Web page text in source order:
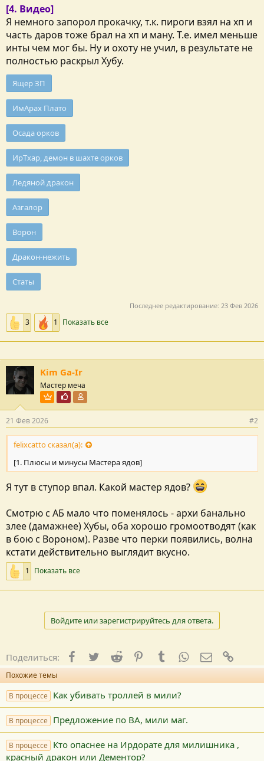
[4. Видео]
Я немного запорол прокачку, т.к. пироги взял на хп и
часть даров тоже брал на хп и ману. Т.е. имел меньше
инты чем мог бы. Ну и охоту не учил, в результате не
полностью раскрыл Хубу.
Ящер ЗП
ИмАрах Плато
Осада орков
ИрТхар, демон в шахте орков
Ледяной дракон
Азгалор
Ворон
Дракон-нежить
Статы
Последнее редактирование: 23 Фев 2026
3 1 Показать все
Kim Ga-Ir
Мастер меча
Пользователь VIP
Почётный пользователь
21 Фев 2026 #2
felixcatto сказал(а):
[1. Плюсы и минусы Мастера ядов]
Я тут в ступор впал. Какой мастер ядов?
Смотрю с АБ мало что поменялось - архи банально
злее (дамажнее) Хубы, оба хорошо громоотводят (как
в бою с Вороном). Разве что перки появились, волна
кстати действительно выглядит вкусно.
1 Показать все
Войдите или зарегистрируйтесь для ответа.
Поделиться: Facebook
TwitterReddit PinterestTumblrWhatsApp
E-mail
Похожие темы
В процессе Как убивать троллей в мили?
В процессе Предложение по ВА, мили маг.
В процессе Кто опаснее на Ирдорате для милишника ,
красный дракон или Дементор?